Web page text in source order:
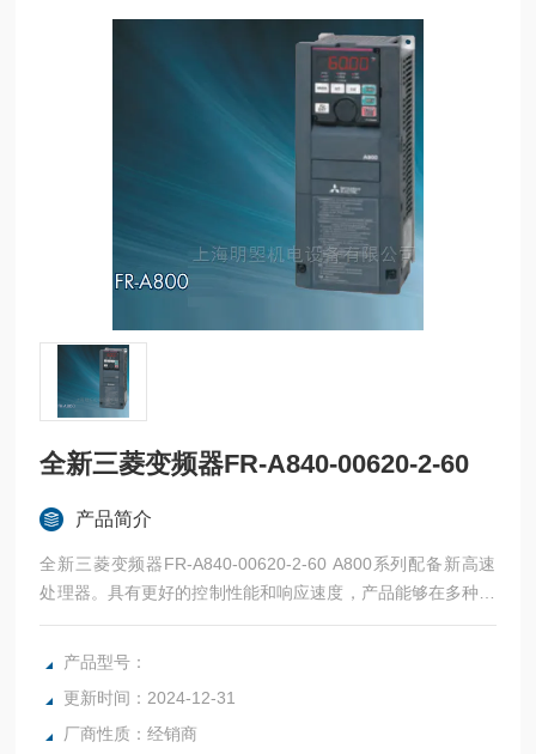
全新三菱变频器FR-A840-00620-2-60
产品简介
全新三菱变频器FR-A840-00620-2-60 A800系列配备新高速
处理器。具有更好的控制性能和响应速度，产品能够在多种多
样的应用中保证稳定而精确的操作。
产品型号：
更新时间：2024-12-31
厂商性质：经销商